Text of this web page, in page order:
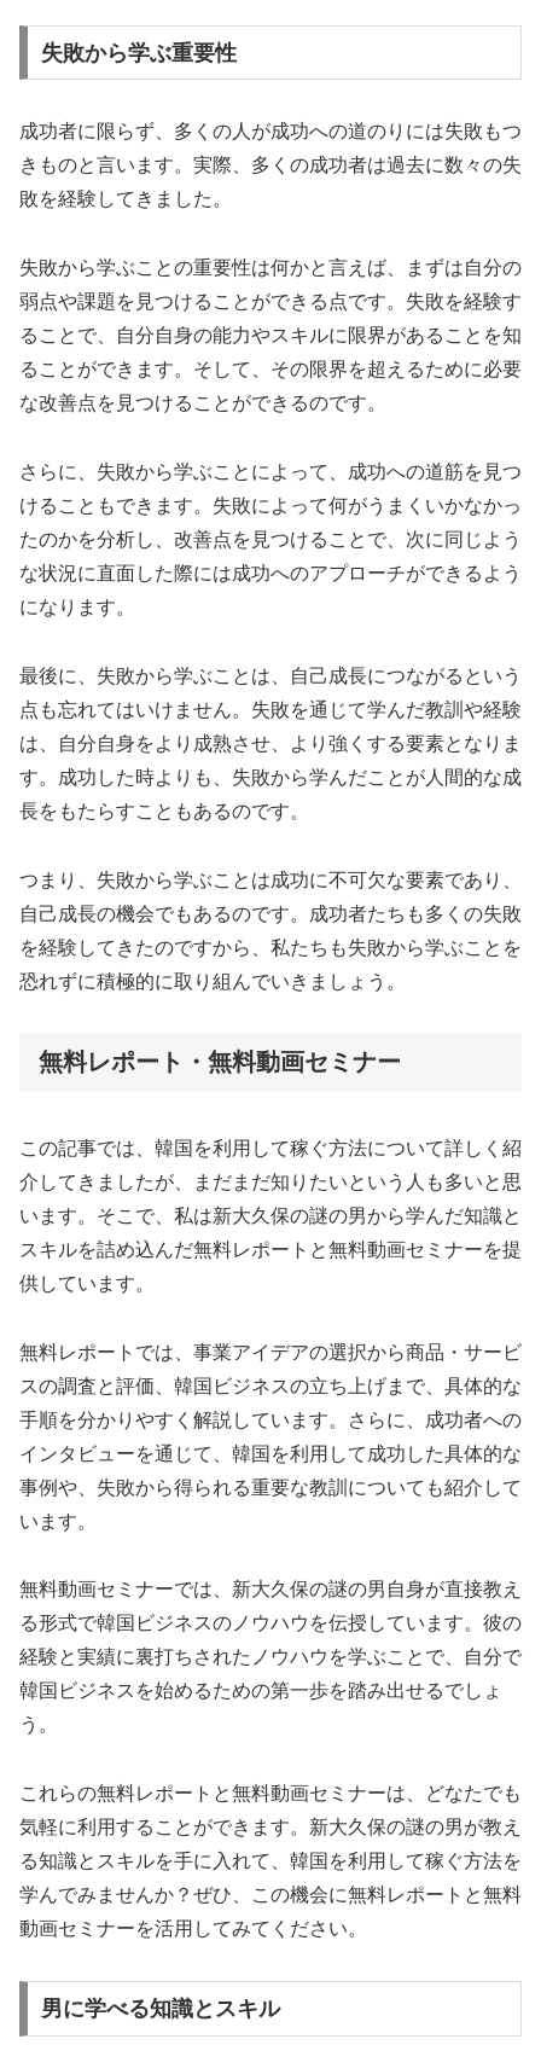
失敗から学ぶ重要性
成功者に限らず、多くの人が成功への道のりには失敗もつ
きものと言います。実際、多くの成功者は過去に数々の失
敗を経験してきました。
失敗から学ぶことの重要性は何かと言えば、まずは自分の
弱点や課題を見つけることができる点です。失敗を経験す
ることで、自分自身の能力やスキルに限界があることを知
ることができます。そして、その限界を超えるために必要
な改善点を見つけることができるのです。
さらに、失敗から学ぶことによって、成功への道筋を見つ
けることもできます。失敗によって何がうまくいかなかっ
たのかを分析し、改善点を見つけることで、次に同じよう
な状況に直面した際には成功へのアプローチができるよう
になります。
最後に、失敗から学ぶことは、自己成長につながるという
点も忘れてはいけません。失敗を通じて学んだ教訓や経験
は、自分自身をより成熟させ、より強くする要素となりま
す。成功した時よりも、失敗から学んだことが人間的な成
長をもたらすこともあるのです。
つまり、失敗から学ぶことは成功に不可欠な要素であり、
自己成長の機会でもあるのです。成功者たちも多くの失敗
を経験してきたのですから、私たちも失敗から学ぶことを
恐れずに積極的に取り組んでいきましょう。
無料レポート・無料動画セミナー
この記事では、韓国を利用して稼ぐ方法について詳しく紹
介してきましたが、まだまだ知りたいという人も多いと思
います。そこで、私は新大久保の謎の男から学んだ知識と
スキルを詰め込んだ無料レポートと無料動画セミナーを提
供しています。
無料レポートでは、事業アイデアの選択から商品・サービ
スの調査と評価、韓国ビジネスの立ち上げまで、具体的な
手順を分かりやすく解説しています。さらに、成功者への
インタビューを通じて、韓国を利用して成功した具体的な
事例や、失敗から得られる重要な教訓についても紹介して
います。
無料動画セミナーでは、新大久保の謎の男自身が直接教え
る形式で韓国ビジネスのノウハウを伝授しています。彼の
経験と実績に裏打ちされたノウハウを学ぶことで、自分で
韓国ビジネスを始めるための第一歩を踏み出せるでしょ
う。
これらの無料レポートと無料動画セミナーは、どなたでも
気軽に利用することができます。新大久保の謎の男が教え
る知識とスキルを手に入れて、韓国を利用して稼ぐ方法を
学んでみませんか？ぜひ、この機会に無料レポートと無料
動画セミナーを活用してみてください。
男に学べる知識とスキル